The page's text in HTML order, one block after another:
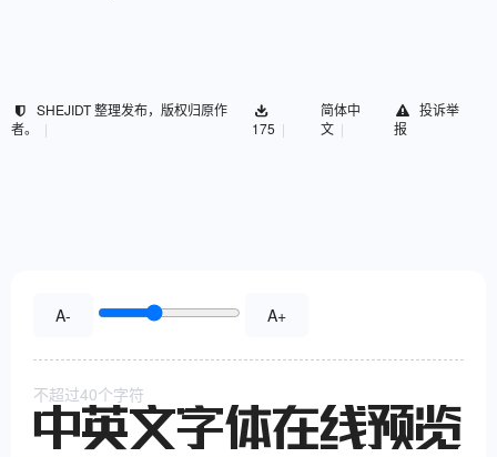
SHEJIDT 整理发布，版权归原作
者。
175
简体中
文
投诉举
报
A- A+
不超过40个字符
中英文字体在线预览